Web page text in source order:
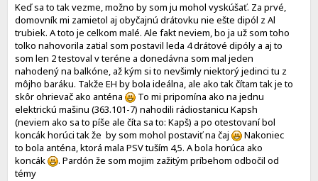
Keď sa to tak vezme, možno by som ju mohol vyskúšať. Za prvé,
domovník mi zamietol aj obyčajnú drátovku nie ešte dipól z Al
trubiek. A toto je celkom malé. Ale fakt neviem, bo ja už som toho
tolko nahovorila zatial som postavil leda 4 drátové dipóly a aj to
som len 2 testoval v teréne a donedávna som mal jeden
nahodený na balkóne, až kým si to nevšimly niektorý jedinci tu z
môjho baráku. Takže EH by bola ideálna, ale ako tak čítam tak je to
skôr ohrievač ako anténa
To mi pripomína ako na jednu
elektrickú mašinu (363.101-7) nahodili rádiostanicu Kapsh
(neviem ako sa to píše ale číta sa to: Kapš) a po otestovaní bol
koncák horúci tak že by som mohol postaviť na čaj
Nakoniec
to bola anténa, ktorá mala PSV tuším 4,5. A bola horúca ako
koncák
. Pardón že som mojim zažitým príbehom odbočil od
témy